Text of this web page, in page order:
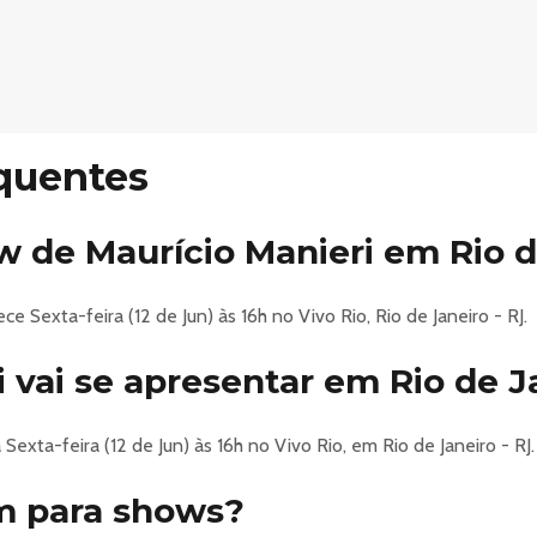
'Tour Inesquecível Classics', uma celebração especial para o
com um repertório de clássicos inesquecíveis. A atmosfera
de Maurício Manieri em Rio
Sexta-feira (12 de Jun) às 16h no Vivo Rio, Rio de Janeiro - RJ.
se apresentar em Rio de
feira (12 de Jun) às 16h no Vivo Rio, em Rio de Janeiro - RJ.
para shows?